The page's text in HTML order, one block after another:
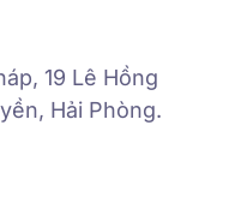
19 Lê Hồng
Hải Phòng.